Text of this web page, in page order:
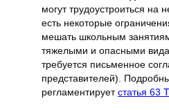
могут трудоустроиться
есть некоторые
мешать школьным
тяжелыми и опасными
требуется письменное
представителей).
регламентируетстатья 63